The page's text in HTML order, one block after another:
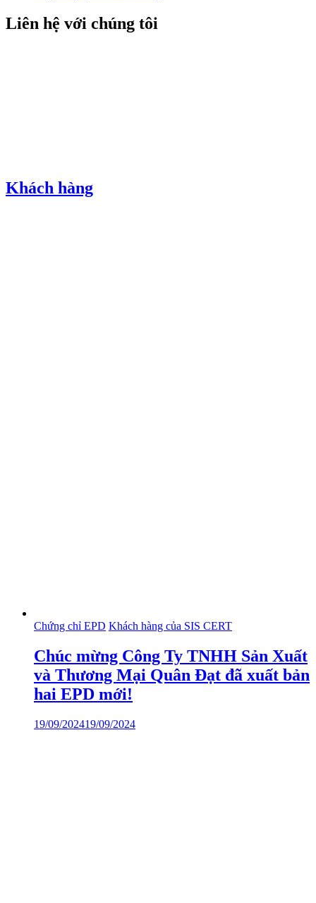
Liên hệ với chúng tôi
Khách hàng
Chứng chỉ EPD Khách hàng của SIS CERT
Chúc mừng Công Ty TNHH Sản Xuất
và Thương Mại Quân Đạt đã xuất bản
hai EPD mới!
19/09/202419/09/2024